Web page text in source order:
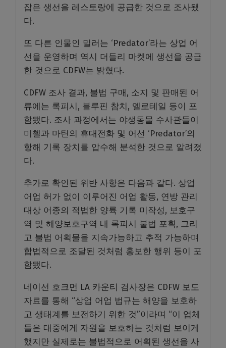
잡은 생선을 레스토랑에 공급한 것으로 조사됐
다.
또 다른 인물인 밀러는 ‘Predator’라는 상업 어
선을 운영하며 역시 더들리 마켓에 생선을 공급
한 것으로 CDFW는 밝혔다.
CDFW 조사 결과, 불법 구매, 소지 및 판매된 어
류에는 록피시, 블루핀 참치, 옐로테일 등이 포
함됐다. 조사 과정에서는 야생동물 수사관들이
미첼과 마틴의 휴대전화 및 어선 ‘Predator’의
항해 기록 장치를 압수해 분석한 것으로 알려졌
다.
추가로 확인된 위반 사항은 다음과 같다. 상업
어업 허가 없이 이루어진 어업 활동, 연방 관리
대상 어종의 적법한 양륙 기록 미작성, 보호구
역 및 해양보호구역 내 록피시 불법 포획, 그리
고 불법 어획물을 지속가능하고 추적 가능하며
합법적으로 조달된 것처럼 홍보한 행위 등이 포
함됐다.
네이선 호크먼 LA 카운티 검사장은 CDFW 보도
자료를 통해 “상업 어업 법규는 해양을 보호하
고 생태계를 보전하기 위한 것”이라며 “이 업체
들은 대중에게 자원을 보호하는 것처럼 보이게
했지만 실제로는 불법적으로 어획된 생선을 사